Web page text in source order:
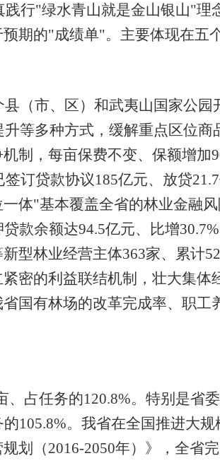
行"绿水青山就是金山银山"理
期的"成绩单"。主要体现在五
县（市、区）和武夷山国家公园
等多种方式，缓解重点区位商
制，每亩保费不变、保额增加
签订贷款协议185亿元、放贷21.7
体"基本覆盖全省的林业金融风
款余额达94.5亿元、比增30.7%
型林业经营主体363家、累计
密的利益联结机制，壮大集体
国有林场的改革完成率、职工
、占任务的120.8%。特别是省
的105.8%。我省在全国推进大
划（2016-2050年）》，全省